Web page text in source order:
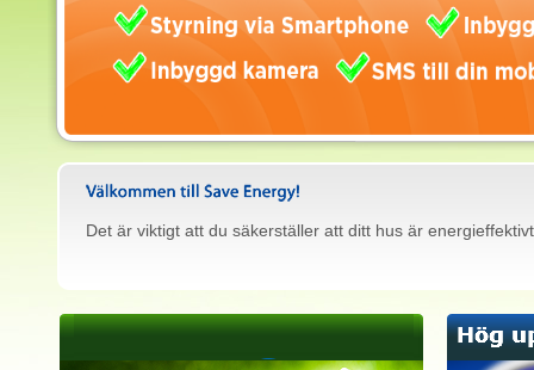
Det är viktigt att du säkerställer att ditt hus är